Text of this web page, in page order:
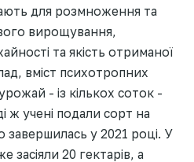
для розмноження та
вирощування,
та якість отриманої
вміст психотропних
- із кількох соток -
ж учені подали сорт на
завершилась у 2021 році. У
засіяли 20 гектарів, а